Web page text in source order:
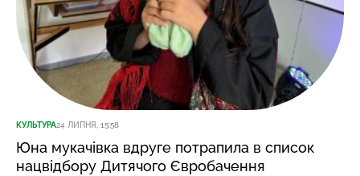
КУЛЬТУРА24 ЛИПНЯ, 15:58
Юна мукачівка вдруге потрапила в список
нацвідбору Дитячого Євробачення